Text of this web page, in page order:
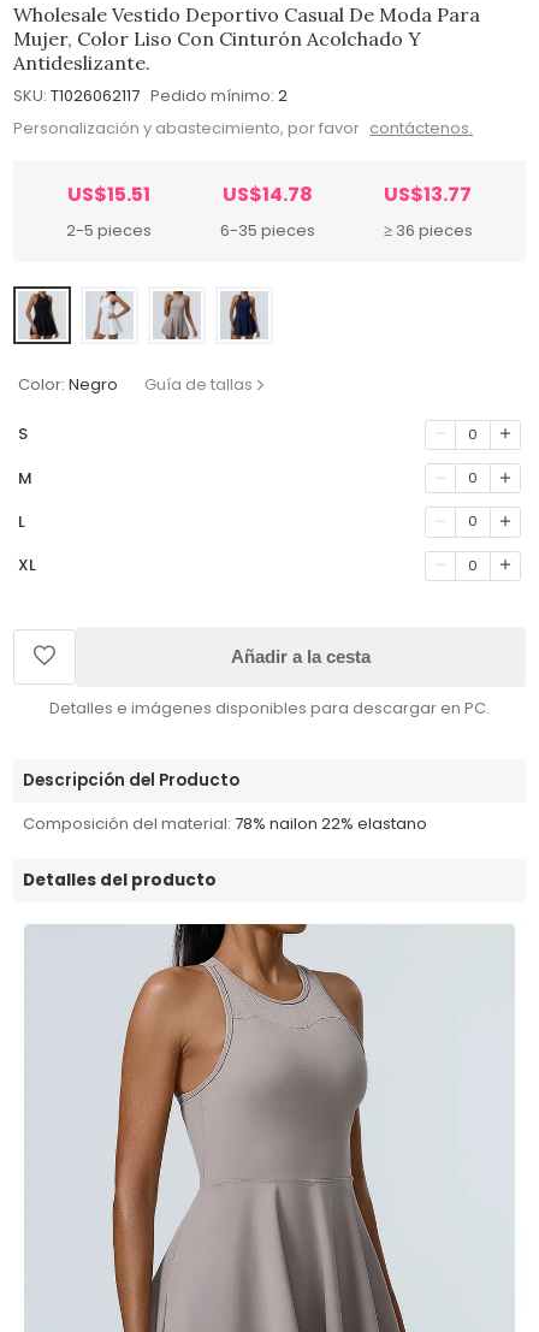
Wholesale Vestido Deportivo Casual De Moda Para
Mujer, Color Liso Con Cinturón Acolchado Y
Antideslizante.
SKU: T1026062117 Pedido mínimo: 2
Personalización y abastecimiento, por favor contáctenos.
US$15.51
2-5 pieces
US$14.78
6-35 pieces
US$13.77
≥ 36 pieces
Color: Negro Guía de tallas
S 0
M 0
L 0
XL 0
Añadir a la cesta
Detalles e imágenes disponibles para descargar en PC.
Descripción del Producto
Composición del material: 78% nailon 22% elastano
Detalles del producto